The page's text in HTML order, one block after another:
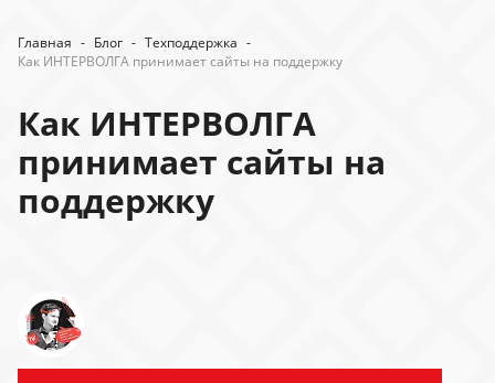
Главная - Блог - Техподдержка -
Как ИНТЕРВОЛГА принимает сайты на поддержку
Как ИНТЕРВОЛГА
принимает сайты на
поддержку